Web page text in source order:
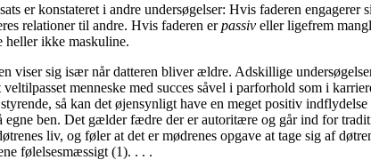
er konstateret i andre undersøgelser: Hvis faderen engagerer
relationer til andre. Hvis faderen erpassiv eller ligefrem
heller ikke maskuline.
viser sig især når datteren bliver ældre. Adskillige
menneske med succes såvel i parforhold som i
så kan det øjensynligt have en meget positiv
ben. Det gælder fædre der er autoritære og går ind for
liv, og føler at det er mødrenes opgave at tage sig af
følelsesmæssigt (1). . . .